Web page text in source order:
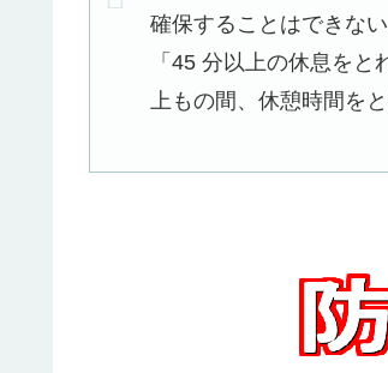
確保することはできな
「45 分以上の休息を
上もの間、休憩時間を